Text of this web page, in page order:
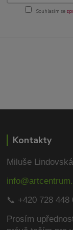
Souhlasím se
Kontakty
Miluše Lindovská
📞 +420 728 448
Prosím